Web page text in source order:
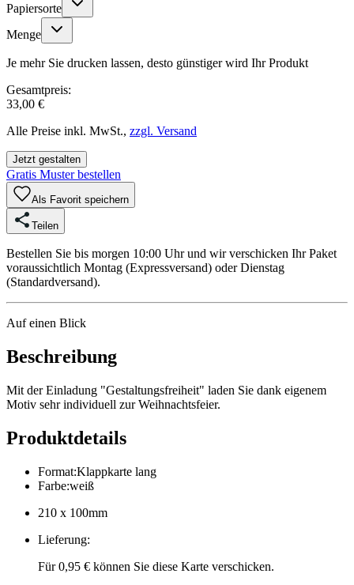
Papiersorte
Menge
Je mehr Sie drucken lassen, desto günstiger wird Ihr Produkt
Gesamtpreis:
33,00 €
Alle Preise inkl. MwSt., zzgl. Versand
Jetzt gestalten
Gratis Muster bestellen
Als Favorit speichern
Teilen
Bestellen Sie bis morgen 10:00 Uhr und wir verschicken Ihr Paket
voraussichtlich Montag (Expressversand) oder Dienstag
(Standardversand).
Auf einen Blick
Beschreibung
Mit der Einladung "Gestaltungsfreiheit" laden Sie dank eigenem
Motiv sehr individuell zur Weihnachtsfeier.
Produktdetails
Format:Klappkarte lang
Farbe:weiß
210 x 100mm
Lieferung:
Für 0,95 € können Sie diese Karte verschicken.